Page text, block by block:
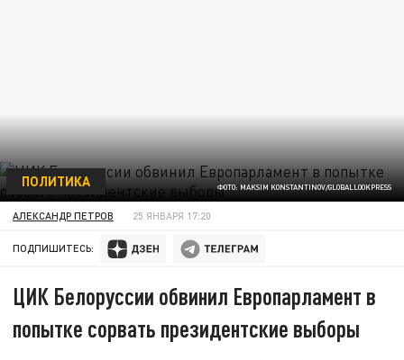
ФОТО: MAKSIM KONSTANTINOV/GLOBALLOOKPRESS
ПОЛИТИКА
АЛЕКСАНДР ПЕТРОВ 25 ЯНВАРЯ 17:20
ПОДПИШИТЕСЬ:
ЦИК Белоруссии обвинил Европарламент в
попытке сорвать президентские выборы